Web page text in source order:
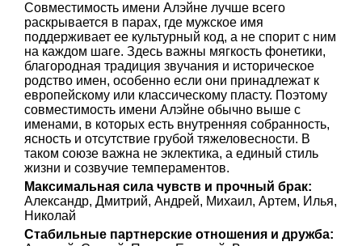
Совместимость имени Алэйне лучше всего
раскрывается в парах, где мужское имя
поддерживает ее культурный код, а не спорит с ним
на каждом шаге. Здесь важны мягкость фонетики,
благородная традиция звучания и историческое
родство имен, особенно если они принадлежат к
европейскому или классическому пласту. Поэтому
совместимость имени Алэйне обычно выше с
именами, в которых есть внутренняя собранность,
ясность и отсутствие грубой тяжеловесности. В
таком союзе важна не эклектика, а единый стиль
жизни и созвучие темпераментов.
Максимальная сила чувств и прочный брак:
Александр, Дмитрий, Андрей, Михаил, Артем, Илья,
Николай
Стабильные партнерские отношения и дружба: